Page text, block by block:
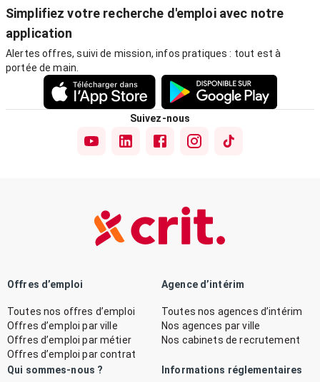
Simplifiez votre recherche d'emploi avec notre
application
Alertes offres, suivi de mission, infos pratiques : tout est à
portée de main.
Suivez-nous
Offres d’emploi
Toutes nos offres d’emploi
Offres d’emploi par ville
Offres d’emploi par métier
Offres d’emploi par contrat
Agence d’intérim
Toutes nos agences d’intérim
Nos agences par ville
Nos cabinets de recrutement
Qui sommes-nous ? Informations réglementaires